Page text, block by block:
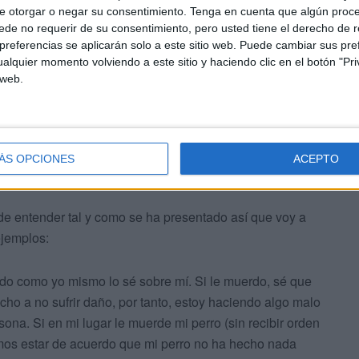
otorgar o negar su consentimiento. Tenga en cuenta que algún
no requerir de su consentimiento, pero usted tiene el derecho de
se aplicarán solo a este sitio web. Puede cambiar sus
momento volviendo a este sitio y haciendo clic en el botón
OPCIONES ACEPTO
donde hay un bebé de unos
Usted, haciendo su máximo
de los dos, así que es
va a morir sin que usted pueda
¿Por qué salvaría al que ha
entender tal y como se ha presentado así que voy a
como yo mismo lo sé sobre mí. Si le muerdo, sé que
a no sufrir daño, por tanto, estoy haciendo algo malo
Si en mi lugar le muerde mi perro (sin recibir orden
estar de acuerdo que mi perro no ha hecho nada